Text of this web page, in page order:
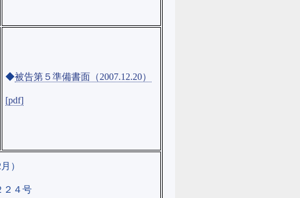
◆被告第５準備書面（2007.12.20）
[pdf]
）
２４号